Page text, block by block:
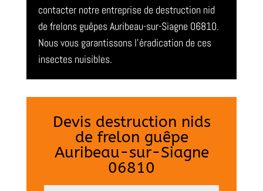
contacter notre entreprise de destruction nid
de frelons guêpes Auribeau-sur-Siagne 06810.
Nous vous garantissons l’éradication de ces
insectes nuisibles.
Devis destruction nids
de frelon guêpe
Auribeau-sur-Siagne
06810